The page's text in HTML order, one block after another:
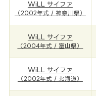
WiLL サイファ
（2002年式 / 神奈川県）
WiLL サイファ
（2004年式 / 富山県）
WiLL サイファ
（2002年式 / 北海道）